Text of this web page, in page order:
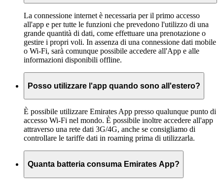
La connessione internet è necessaria per il primo accesso
all'app e per tutte le funzioni che prevedono l'utilizzo di una
grande quantità di dati, come effettuare una prenotazione o
gestire i propri voli. In assenza di una connessione dati mobile
o Wi-Fi, sarà comunque possibile accedere all'App e alle
informazioni disponibili offline.
Posso utilizzare l'app quando sono all'estero?
È possibile utilizzare Emirates App presso qualunque punto di
accesso Wi-Fi nel mondo. È possibile inoltre accedere all'app
attraverso una rete dati 3G/4G, anche se consigliamo di
controllare le tariffe dati in roaming prima di utilizzarla.
Quanta batteria consuma Emirates App?